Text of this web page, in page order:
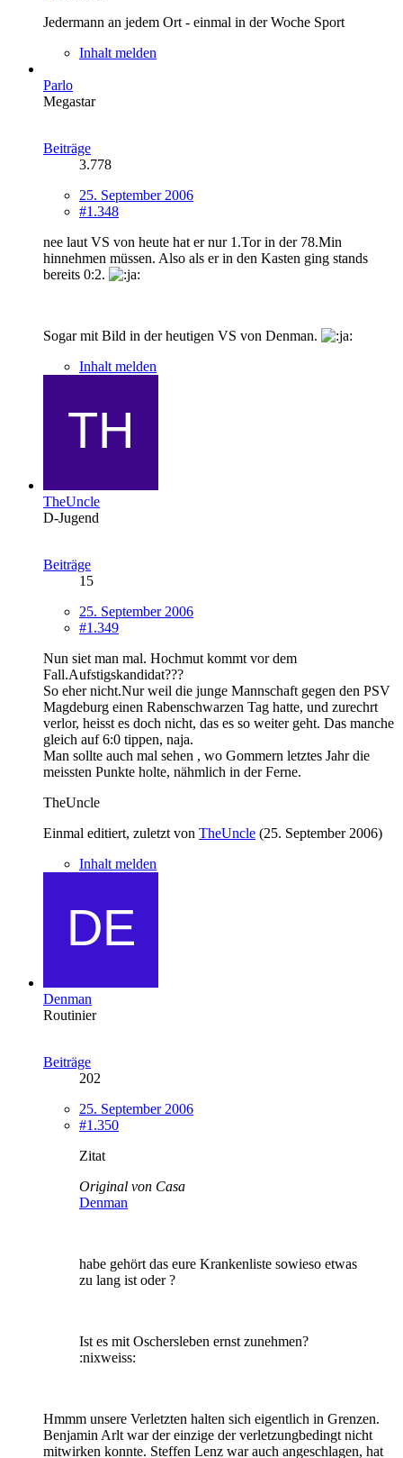
Jedermann an jedem Ort - einmal in der Woche Sport
Inhalt melden
Parlo
Megastar
Beiträge
3.778
25. September 2006
#1.348
nee laut VS von heute hat er nur 1.Tor in der 78.Min
hinnehmen müssen. Also als er in den Kasten ging stands
bereits 0:2.
Sogar mit Bild in der heutigen VS von Denman.
Inhalt melden
TheUncle
D-Jugend
Beiträge
15
25. September 2006
#1.349
Nun siet man mal. Hochmut kommt vor dem
Fall.Aufstigskandidat???
So eher nicht.Nur weil die junge Mannschaft gegen den PSV
Magdeburg einen Rabenschwarzen Tag hatte, und zurechrt
verlor, heisst es doch nicht, das es so weiter geht. Das manche
gleich auf 6:0 tippen, naja.
Man sollte auch mal sehen , wo Gommern letztes Jahr die
meissten Punkte holte, nähmlich in der Ferne.
TheUncle
Einmal editiert, zuletzt von TheUncle (25. September 2006)
Inhalt melden
Denman
Routinier
Beiträge
202
25. September 2006
#1.350
Zitat
Original von Casa
Denman
habe gehört das eure Krankenliste sowieso etwas
zu lang ist oder ?
Ist es mit Oschersleben ernst zunehmen?
:nixweiss:
Hmmm unsere Verletzten halten sich eigentlich in Grenzen.
Benjamin Arlt war der einzige der verletzungbedingt nicht
mitwirken konnte. Steffen Lenz war auch angeschlagen, hat